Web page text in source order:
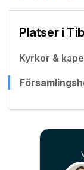
Platser i
Kyrkor &